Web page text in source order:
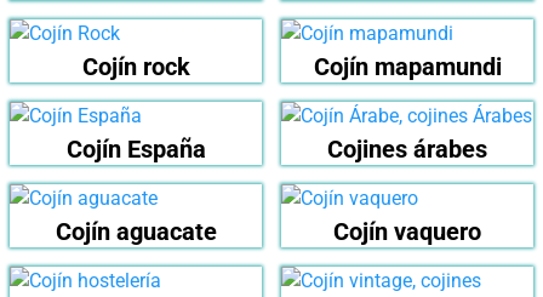
Cojín rock Cojín mapamundi
Cojín España Cojines árabes
Cojín aguacate Cojín vaquero